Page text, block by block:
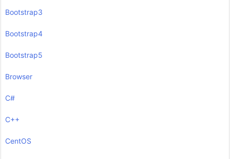
Bootstrap3
Bootstrap4
Bootstrap5
Browser
C#
C++
CentOS